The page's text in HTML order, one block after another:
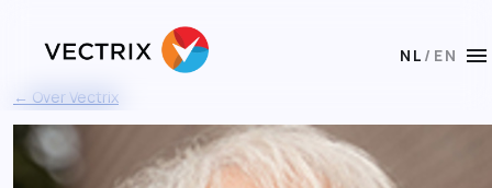
NL / EN menu
← Over Vectrix